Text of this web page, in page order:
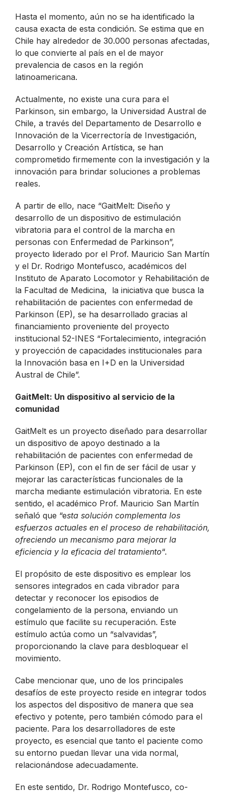
Hasta el momento, aún no se ha identificado la
causa exacta de esta condición. Se estima que en
Chile hay alrededor de 30.000 personas afectadas,
lo que convierte al país en el de mayor
prevalencia de casos en la región
latinoamericana.
Actualmente, no existe una cura para el
Parkinson, sin embargo, la Universidad Austral de
Chile, a través del Departamento de Desarrollo e
Innovación de la Vicerrectoría de Investigación,
Desarrollo y Creación Artística, se han
comprometido firmemente con la investigación y la
innovación para brindar soluciones a problemas
reales.
A partir de ello, nace “GaitMelt: Diseño y
desarrollo de un dispositivo de estimulación
vibratoria para el control de la marcha en
personas con Enfermedad de Parkinson”,
proyecto liderado por el Prof. Mauricio San Martín
y el Dr. Rodrigo Montefusco, académicos del
Instituto de Aparato Locomotor y Rehabilitación de
la Facultad de Medicina, la iniciativa que busca la
rehabilitación de pacientes con enfermedad de
Parkinson (EP), se ha desarrollado gracias al
financiamiento proveniente del proyecto
institucional 52-INES “Fortalecimiento, integración
y proyección de capacidades institucionales para
la Innovación basa en I+D en la Universidad
Austral de Chile”.
GaitMelt: Un dispositivo al servicio de la
comunidad
GaitMelt es un proyecto diseñado para desarrollar
un dispositivo de apoyo destinado a la
rehabilitación de pacientes con enfermedad de
Parkinson (EP), con el fin de ser fácil de usar y
mejorar las características funcionales de la
marcha mediante estimulación vibratoria. En este
sentido, el académico Prof. Mauricio San Martín
señaló que “esta solución complementa los
esfuerzos actuales en el proceso de rehabilitación,
ofreciendo un mecanismo para mejorar la
eficiencia y la eficacia del tratamiento“.
El propósito de este dispositivo es emplear los
sensores integrados en cada vibrador para
detectar y reconocer los episodios de
congelamiento de la persona, enviando un
estímulo que facilite su recuperación. Este
estímulo actúa como un “salvavidas”,
proporcionando la clave para desbloquear el
movimiento.
Cabe mencionar que, uno de los principales
desafíos de este proyecto reside en integrar todos
los aspectos del dispositivo de manera que sea
efectivo y potente, pero también cómodo para el
paciente. Para los desarrolladores de este
proyecto, es esencial que tanto el paciente como
su entorno puedan llevar una vida normal,
relacionándose adecuadamente.
En este sentido, Dr. Rodrigo Montefusco, co-